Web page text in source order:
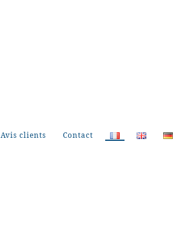
Avis clients Contact